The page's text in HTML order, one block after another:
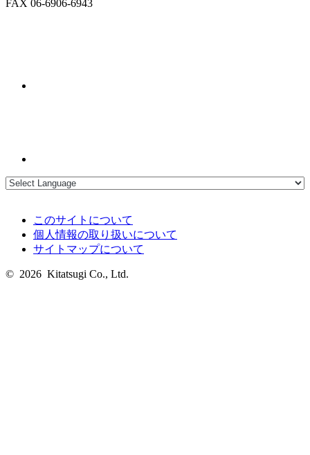
FAX 06-6906-6943
このサイトについて
個人情報の取り扱いについて
サイトマップについて
© 2026 Kitatsugi Co., Ltd.